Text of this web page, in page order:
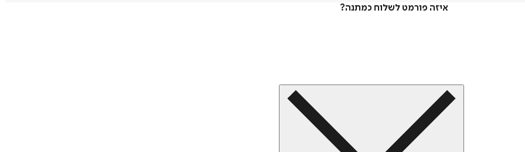
איזה פורמט לשלוח כמתנה?